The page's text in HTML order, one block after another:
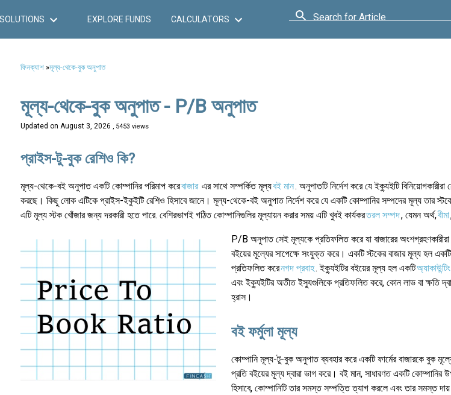
SOLUTIONS EXPLORE FUNDS CALCULATORS Search for Article
ফিনক্যাশ»মূল্য-থেকে-বুক অনুপাত
মূল্য-থেকে-বুক অনুপাত - P/B অনুপাত
Updated on August 3, 2026 , 5453 views
প্রাইস-টু-বুক রেশিও কি?
মূল্য-থেকে-বই অনুপাত একটি কোম্পানির পরিমাপ করেবাজার এর সাথে সম্পর্কিত মূল্যবই মান. অনুপাতটি নির্দেশ করে যে ইক্যুইটি
করছে। কিছু লোক এটিকে প্রাইস-ইকুইটি রেশিও হিসাবে জানে। মূল্য-থেকে-বই অনুপাত নির্দেশ করে যে একটি কোম্পানির সম্পদের মূল্য তার
এটি মূল্য স্টক খোঁজার জন্য দরকারী হতে পারে. বেশিরভাগই গঠিত কোম্পানিগুলির মূল্যায়ন করার সময় এটি খুবই কার্যকরতরল সম্পদ, যেমন অর্থ,বীমা
P/B অনুপাত সেই মূল্যকে প্রতিফলিত করে যা বাজারের
বইয়ের মূল্যের সাপেক্ষে সংযুক্ত করে। একটি স্টকের বাজার মূল্য হল একটি
প্রতিফলিত করেনগদ প্রবাহ. ইক্যুইটির বইয়ের মূল্য হল একটিঅ্যাকাউন্টিং
এবং ইক্যুইটির অতীত ইস্যুগুলিকে প্রতিফলিত করে, কোন লাভ বা ক্ষতি
হ্রাস।
বই ফর্মুলা মূল্য
কোম্পানি মূল্য-টু-বুক অনুপাত ব্যবহার করে একটি ফার্মের বাজারকে বুক
প্রতি বইয়ের মূল্য দ্বারা ভাগ করে। বই মান, সাধারণত একটি কোম্পানির
হিসাবে, কোম্পানিটি তার সমস্ত সম্পত্তি ত্যাগ করলে এবং তার সমস্ত